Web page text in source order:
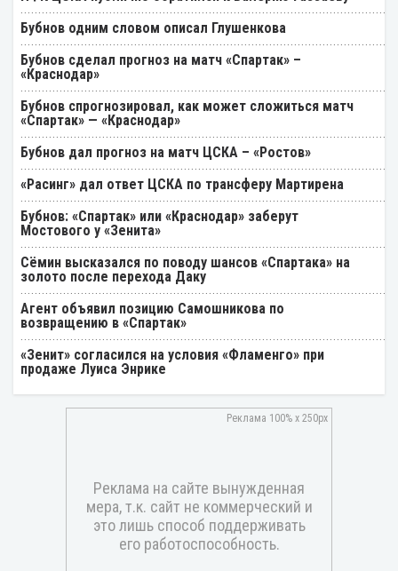
Бубнов одним словом описал Глушенкова
Бубнов сделал прогноз на матч «Спартак» –
«Краснодар»
Бубнов спрогнозировал, как может сложиться матч
«Спартак» — «Краснодар»
Бубнов дал прогноз на матч ЦСКА – «Ростов»
«Расинг» дал ответ ЦСКА по трансферу Мартирена
Бубнов: «Спартак» или «Краснодар» заберут
Мостового у «Зенита»
Cёмин высказался по поводу шансов «Спартака» на
золото после перехода Даку
Агент объявил позицию Самошникова по
возвращению в «Спартак»
«Зенит» согласился на условия «Фламенго» при
продаже Луиса Энрике